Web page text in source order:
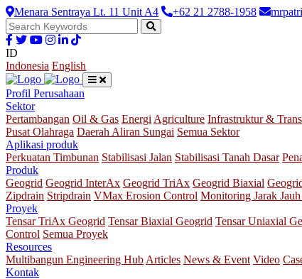
Menara Sentraya Lt. 11 Unit A4 +62 21 2788-1958
ID
Indonesia English
Profil Perusahaan
Sektor
Pertambangan Oil & Gas Energi Agriculture Infrastruktur &
Pusat Olahraga Daerah Aliran Sungai Semua Sektor
Aplikasi produk
Perkuatan Timbunan Stabilisasi Jalan Stabilisasi Tanah Dasar
Produk
Geogrid Geogrid InterAx Geogrid TriAx Geogrid Biaxial
Zipdrain Stripdrain VMax Erosion Control Monitoring Jarak
Proyek
Tensar TriAx Geogrid Tensar Biaxial Geogrid Tensar Uniaxial
Control Semua Proyek
Resources
Multibangun Engineering Hub Articles News & Event Video
Kontak